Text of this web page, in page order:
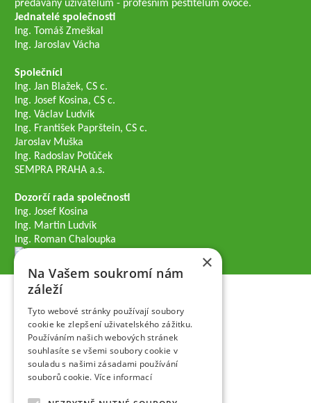
předávány uživatelům - profesním pěstitelům ovoce.
Jednatelé společnosti
Ing. Tomáš Zmeškal
Ing. Jaroslav Vácha
Společníci
Ing. Jan Blažek, CS c.
Ing. Josef Kosina, CS c.
Ing. Václav Ludvík
Ing. František Paprštein, CS c.
Jaroslav Muška
Ing. Radoslav Potůček
SEMPRA PRAHA a.s.
Dozorčí rada společnosti
Ing. Josef Kosina
Ing. Martin Ludvík
Ing. Roman Chaloupka
×
Na Vašem soukromí nám
záleží
Tyto webové stránky používají soubory
cookie ke zlepšení uživatelského zážitku.
Používáním našich webových stránek
souhlasíte se všemi soubory cookie v
souladu s našimi zásadami používání
souborů cookie. Více informací